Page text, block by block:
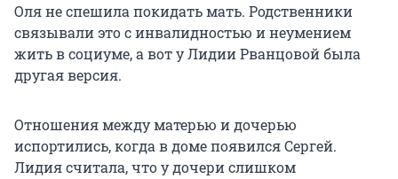
Оля не спешила покидать мать. Родственники
связывали это с инвалидностью и неумением
жить в социуме, а вот у Лидии Рванцовой была
другая версия.
Отношения между матерью и дочерью
испортились, когда в доме появился Сергей.
Лидия считала, что у дочери слишком